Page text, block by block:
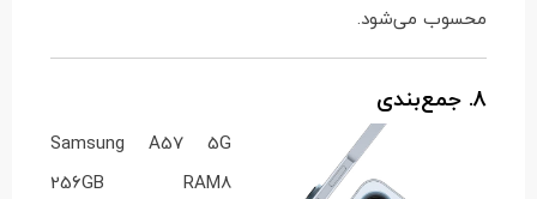
محسوب می‌شود.
8. جمع‌بندی
Samsung A57 5G
256GB RAM8